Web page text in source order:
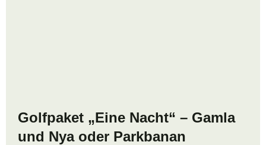
Golfpaket „Eine Nacht“ – Gamla
und Nya oder Parkbanan